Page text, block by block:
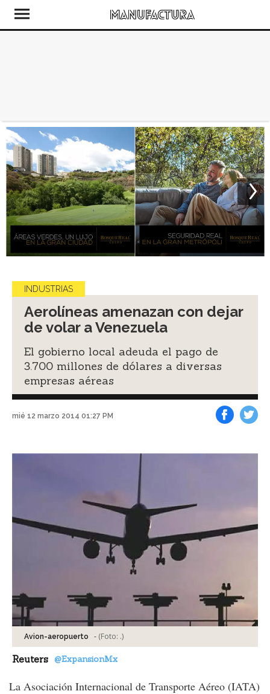
INDUSTRIAS
Aerolíneas amenazan con dejar
de volar a Venezuela
El gobierno local adeuda el pago de
3.700 millones de dólares a diversas
empresas aéreas
mié 12 marzo 2014 01:27 PM
Avion-aeropuerto - (Foto: .)
Reuters @ExpansionMx
La Asociación Internacional de Transporte Aéreo (IATA)